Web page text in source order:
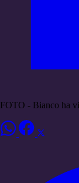
FOTO - Bianco ha